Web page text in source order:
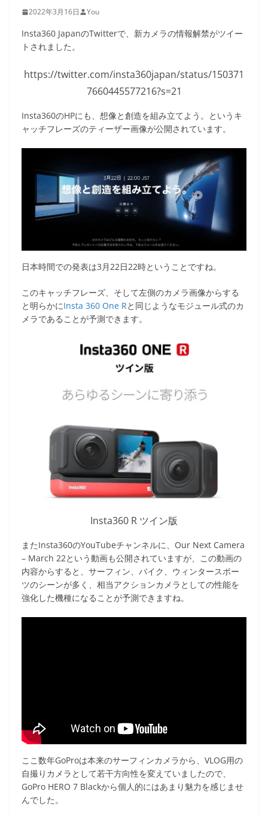
2022年3月16日 You
Insta360 JapanのTwitterで、新カメラの情報解禁がツイー
トされました。
https://twitter.com/insta360japan/status/150371
7660445577216?s=21
Insta360のHPにも、想像と創造を組み立てよう。というキ
ャッチフレーズのティーザー画像が公開されています。
日本時間での発表は3月22日22時ということですね。
このキャッチフレーズ、そして左側のカメラ画像からする
と明らかにInsta 360 One Rと同じようなモジュール式のカ
メラであることが予測できます。
Insta360 R ツイン版
またInsta360のYouTubeチャンネルに、Our Next Camera
– March 22という動画も公開されていますが、この動画の
内容からすると、サーフィン、バイク、ウィンタースポー
ツのシーンが多く、相当アクションカメラとしての性能を
強化した機種になることが予測できますね。
ここ数年GoProは本来のサーフィンカメラから、VLOG用の
自撮りカメラとして若干方向性を変えていましたので、
GoPro HERO 7 Blackから個人的にはあまり魅力を感じませ
んでした。